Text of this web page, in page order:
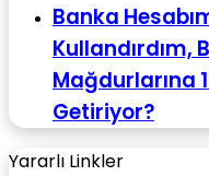
Banka
Kullandırdım,
Mağdurlarına
Getiriyor?
Yararlı Linkler